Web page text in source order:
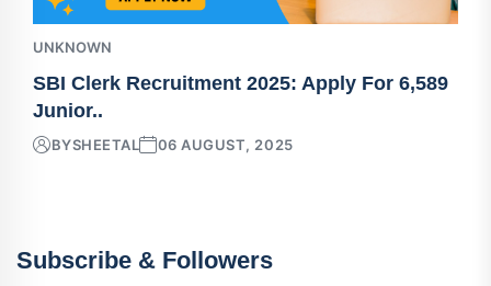
UNKNOWN
SBI Clerk Recruitment 2025: Apply For 6,589
Junior..
BYSHEETAL 06 AUGUST, 2025
Subscribe & Followers